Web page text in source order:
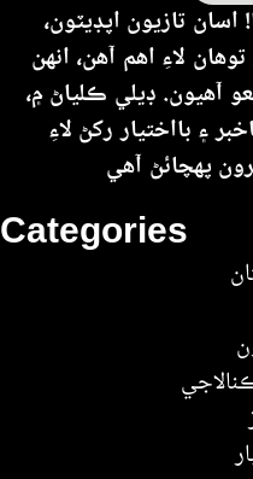
Categories
تازيون اپڊيٽون،
لاءِ اهم آهن، انهن
آهيون. ڊيلي ڪلياڻ ۾،
۽ بااختيار رکڻ لاءِ